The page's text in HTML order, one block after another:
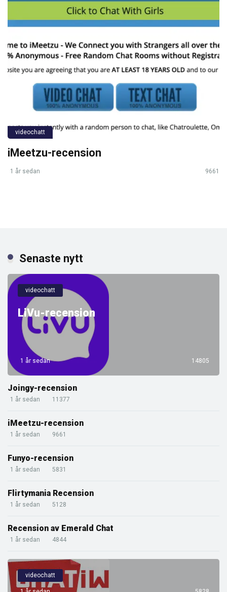
videochatt
iMeetzu-recension
1 år sedan 9661
Senaste nytt
videochatt
LiVu-recension
1 år sedan 14805
Joingy-recension
1 år sedan 11377
iMeetzu-recension
1 år sedan 9661
Funyo-recension
1 år sedan 5831
Flirtymania Recension
1 år sedan 5128
Recension av Emerald Chat
1 år sedan 4844
videochatt